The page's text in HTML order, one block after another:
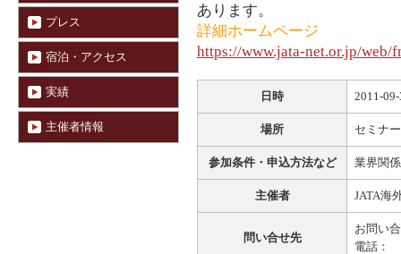
プレス
宿泊・アクセス
実績
主催者情報
あります。
詳細ホームページ
https://www.jata-net.or.jp/web/
日時 2011-
場所 セミナ
参加条件・申込方法など 業界関
主催者 JATA海
問い合せ先
お問い
電話：